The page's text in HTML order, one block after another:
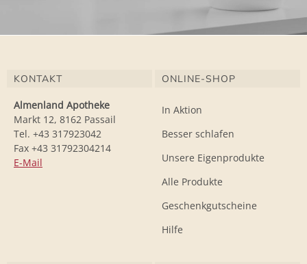
KONTAKT
Almenland Apotheke
Markt 12, 8162 Passail
Tel. +43 317923042
Fax +43 31792304214
E-Mail
ONLINE-SHOP
In Aktion
Besser schlafen
Unsere Eigenprodukte
Alle Produkte
Geschenkgutscheine
Hilfe